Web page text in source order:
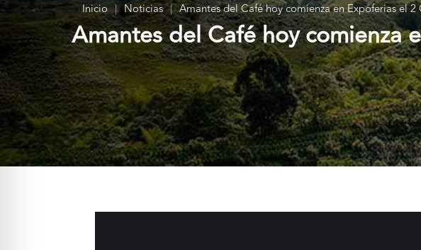
Inicio | Noticias | Amantes del Café hoy comienza en Expoferias el 2
Amantes del Café hoy comienza